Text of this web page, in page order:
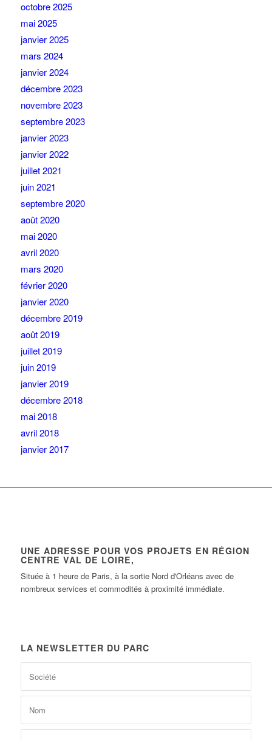
octobre 2025
mai 2025
janvier 2025
mars 2024
janvier 2024
décembre 2023
novembre 2023
septembre 2023
janvier 2023
janvier 2022
juillet 2021
juin 2021
septembre 2020
août 2020
mai 2020
avril 2020
mars 2020
février 2020
janvier 2020
décembre 2019
août 2019
juillet 2019
juin 2019
janvier 2019
décembre 2018
mai 2018
avril 2018
janvier 2017
UNE ADRESSE POUR VOS PROJETS EN RÉGION
CENTRE VAL DE LOIRE,
Située à 1 heure de Paris, à la sortie Nord d'Orléans avec de
nombreux services et commodités à proximité immédiate.
LA NEWSLETTER DU PARC